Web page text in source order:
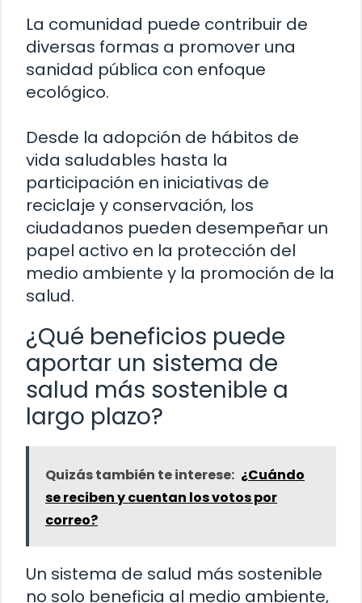
La comunidad puede contribuir de
diversas formas a promover una
sanidad pública con enfoque
ecológico.
Desde la adopción de hábitos de
vida saludables hasta la
participación en iniciativas de
reciclaje y conservación, los
ciudadanos pueden desempeñar un
papel activo en la protección del
medio ambiente y la promoción de la
salud.
¿Qué beneficios puede
aportar un sistema de
salud más sostenible a
largo plazo?
Quizás también te interese: ¿Cuándo
se reciben y cuentan los votos por
correo?
Un sistema de salud más sostenible
no solo beneficia al medio ambiente,